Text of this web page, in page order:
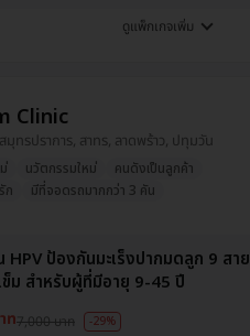
ดูแพ็กเกจเพิ่ม
Clinic
มุทรปราการ, สาทร, ลาดพร้าว, ปทุมวัน
นวัตกรรมใหม่
คนดังเป็นลูกค้า
ก
มีที่จอดรถมากกว่า 3 คัน
HPV ป้องกันมะเร็งปากมดลูก 9 สาย
ม สำหรับผู้ที่มีอายุ 9-45 ปี
ท7,000 บาท -29%